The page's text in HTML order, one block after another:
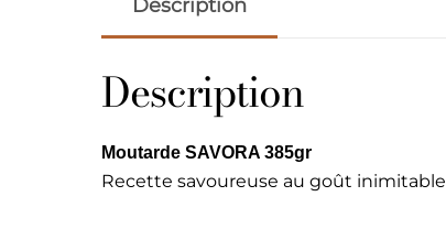
Description
Description
Moutarde SAVORA 385gr
Recette savoureuse au goût inimitable